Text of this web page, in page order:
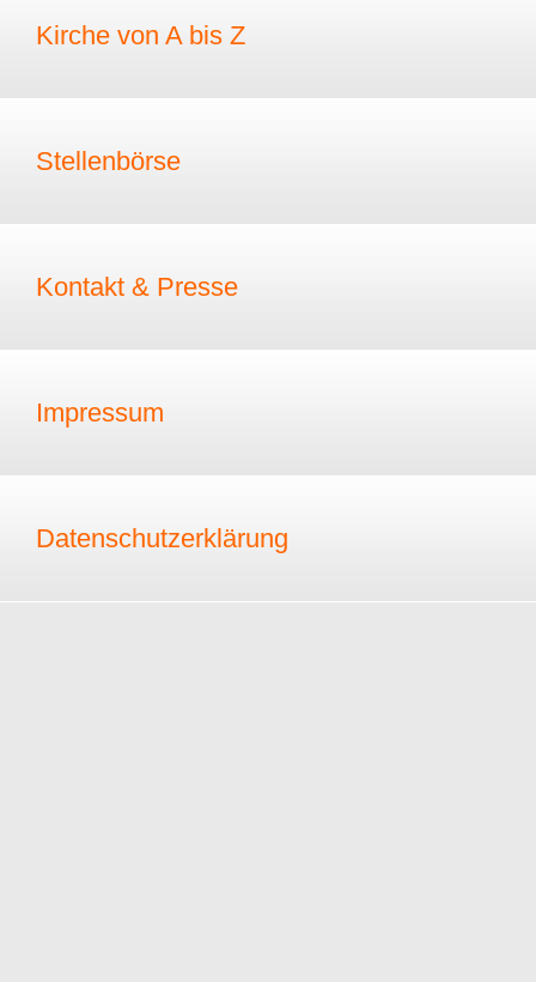
Kirche von A bis Z
Stellenbörse
Kontakt & Presse
Impressum
Datenschutzerklärung